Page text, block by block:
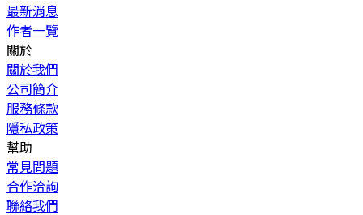
最新消息
作者一覽
關於
關於我們
公司簡介
服務條款
隱私政策
幫助
常見問題
合作洽詢
聯絡我們